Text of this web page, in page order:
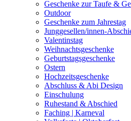
Geschenke zur Taufe &
Outdoor
Geschenke zum Jahrestag
Junggesellen/innen-
Valentinstag
Weihnachtsgeschenke
Geburtstagsgeschenke
Ostern
Hochzeitsgeschenke
Abschluss & Abi Design
Einschulung
Ruhestand & Abschied
Faching | Karneval